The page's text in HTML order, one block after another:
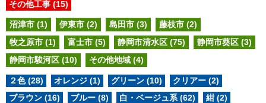
その他工事 (15)
沼津市 (1) 伊東市 (2) 島田市 (3)
藤枝市 (2)
牧之原市 (1)
富士市 (5) 静岡市清水区 (75)
静岡市葵区 (3)
静岡市駿河区 (10)
その他地域 (4)
２色 (28) オレンジ (1) グリーン (10)
クリアー (2)
ブラウン (16)
ブルー (8) 白・ベージュ系 (62)
紺 (2)